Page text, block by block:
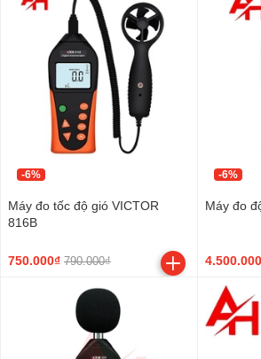
-6%
Máy đo tốc độ gió VICTOR
816B
750.000₫ 790.000₫
-6%
Máy đo